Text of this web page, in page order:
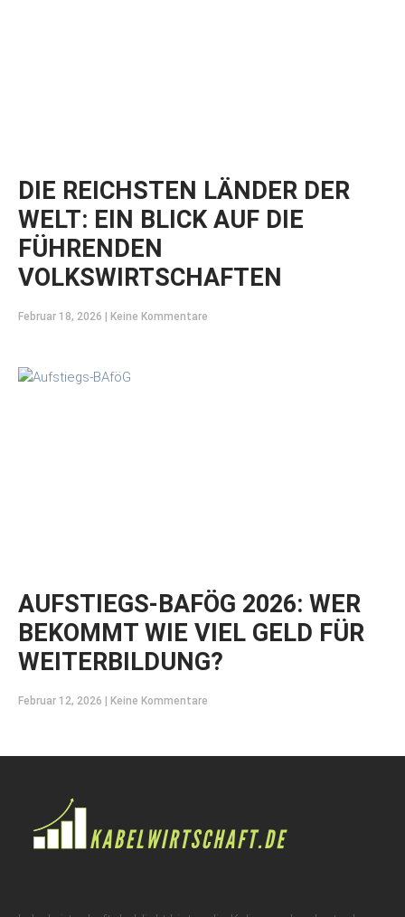
DIE REICHSTEN LÄNDER DER
WELT: EIN BLICK AUF DIE
FÜHRENDEN
VOLKSWIRTSCHAFTEN
Februar 18, 2026 Keine Kommentare
AUFSTIEGS-BAFÖG 2026: WER
BEKOMMT WIE VIEL GELD FÜR
WEITERBILDUNG?
Februar 12, 2026 Keine Kommentare